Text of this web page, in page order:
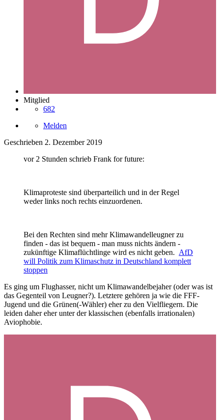
Mitglied
682
Melden
Geschrieben 2. Dezember 2019
vor 2 Stunden schrieb Frank for future:
Klimaproteste sind überparteilich und in der Regel
weder links noch rechts einzuordenen.
Bei den Rechten sind mehr Klimawandelleugner zu
finden - das ist bequem - man muss nichts ändern -
zukünftige Klimaflüchtlinge wird es nicht geben. AfD
will Politik zum Klimaschutz in Deutschland komplett
stoppen
Es ging um Flughasser, nicht um Klimawandelbejaher (oder was ist
das Gegenteil von Leugner?). Letztere gehören ja wie die FFF-
Jugend und die Grünen(-Wähler) eher zu den Vielfliegern. Die
leiden daher eher unter der klassischen (ebenfalls irrationalen)
Aviophobie.